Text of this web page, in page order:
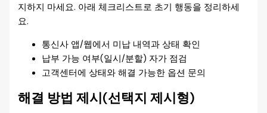
지하지 마세요. 아래 체크리스트로 초기 행동을 정리하세
요.
통신사 앱/웹에서 미납 내역과 상태 확인
납부 가능 여부(일시/분할) 자가 점검
고객센터에 상태와 해결 가능한 옵션 문의
해결 방법 제시(선택지 제시형)